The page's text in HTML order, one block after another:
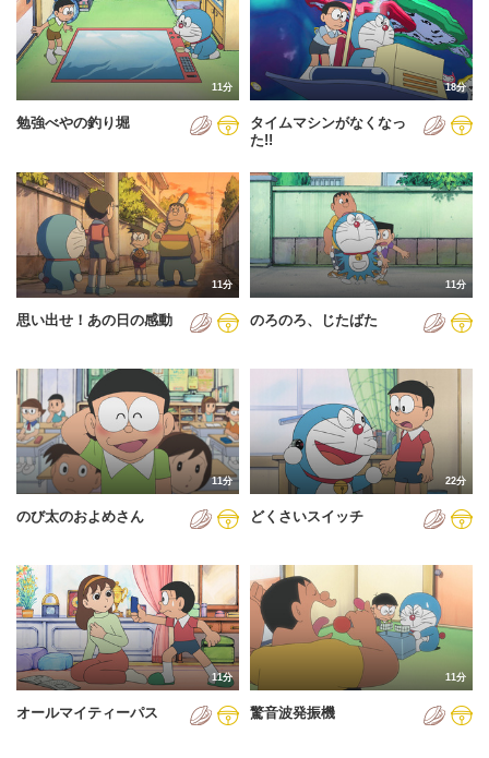
配信が古い順
配信が新しい順
あいうえお順(降順)
動画が長い順
動画が短い順
未視聴
2005年
2006年
2007年
2008年
2011年
2012年
2013年
2014年
2015年
2016年
2017年
2019年
2020年
2021年
2022年
通常回
誕生日スペシャル
11分
勉強べやの釣り堀
18分
タイムマシンがなくなっ
た!!
11分
思い出せ！あの日の感動
11分
のろのろ、じたばた
11分
のび太のおよめさん
22分
どくさいスイッチ
11分
オールマイティーパス
11分
驚音波発振機